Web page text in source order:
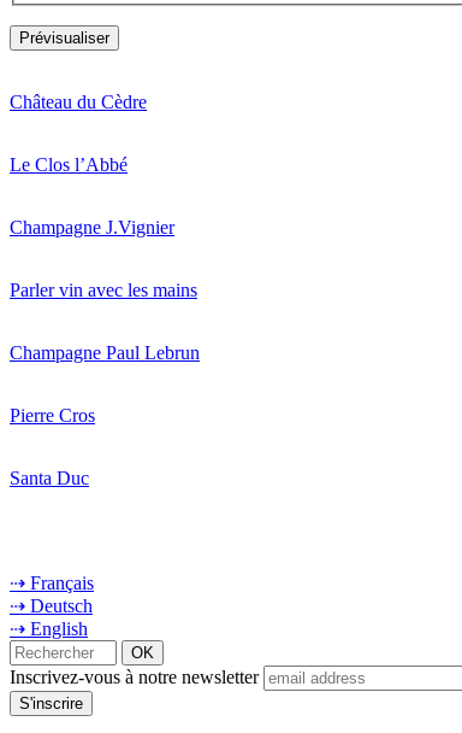
Château du Cèdre
Le Clos l’Abbé
Champagne J.Vignier
Parler vin avec les mains
Champagne Paul Lebrun
Pierre Cros
Santa Duc
⇢ Français
⇢ Deutsch
⇢ English
Inscrivez-vous à notre newsletter